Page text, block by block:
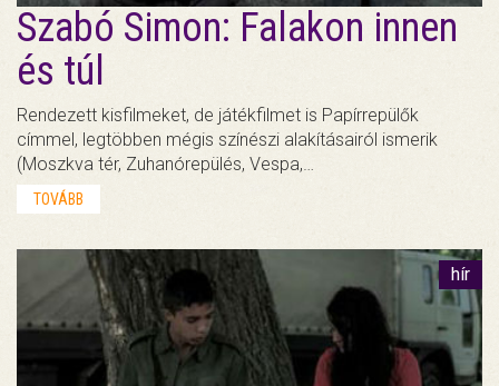
Szabó Simon: Falakon innen
és túl
Rendezett kisfilmeket, de játékfilmet is Papírrepülők
címmel, legtöbben mégis színészi alakításairól ismerik
(Moszkva tér, Zuhanórepülés, Vespa,…
TOVÁBB
hír